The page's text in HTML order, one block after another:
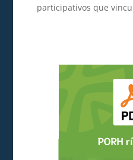
participativos que